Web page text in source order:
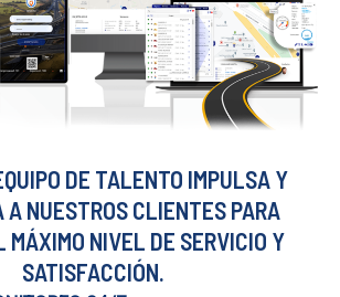
DE TALENTO IMPULSA Y
A NUESTROS CLIENTES PARA
MÁXIMO NIVEL DE SERVICIO Y
SATISFACCIÓN.